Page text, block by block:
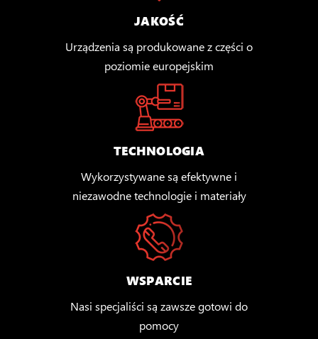
JAKOŚĆ
Urządzenia są produkowane z części o
poziomie europejskim
TECHNOLOGIA
Wykorzystywane są efektywne i
niezawodne technologie i materiały
WSPARCIE
Nasi specjaliści są zawsze gotowi do
pomocy